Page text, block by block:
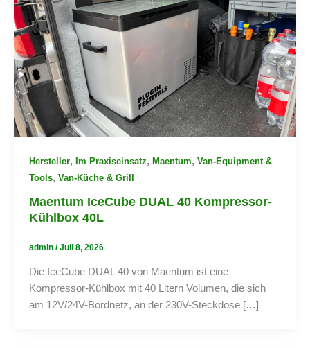
Hersteller, Im Praxiseinsatz, Maentum, Van-Equipment &
Tools, Van-Küche & Grill
Maentum IceCube DUAL 40 Kompressor-
Kühlbox 40L
admin /Juli 8, 2026
Die IceCube DUAL 40 von Maentum ist eine
Kompressor-Kühlbox mit 40 Litern Volumen, die sich
am 12V/24V-Bordnetz, an der 230V-Steckdose […]